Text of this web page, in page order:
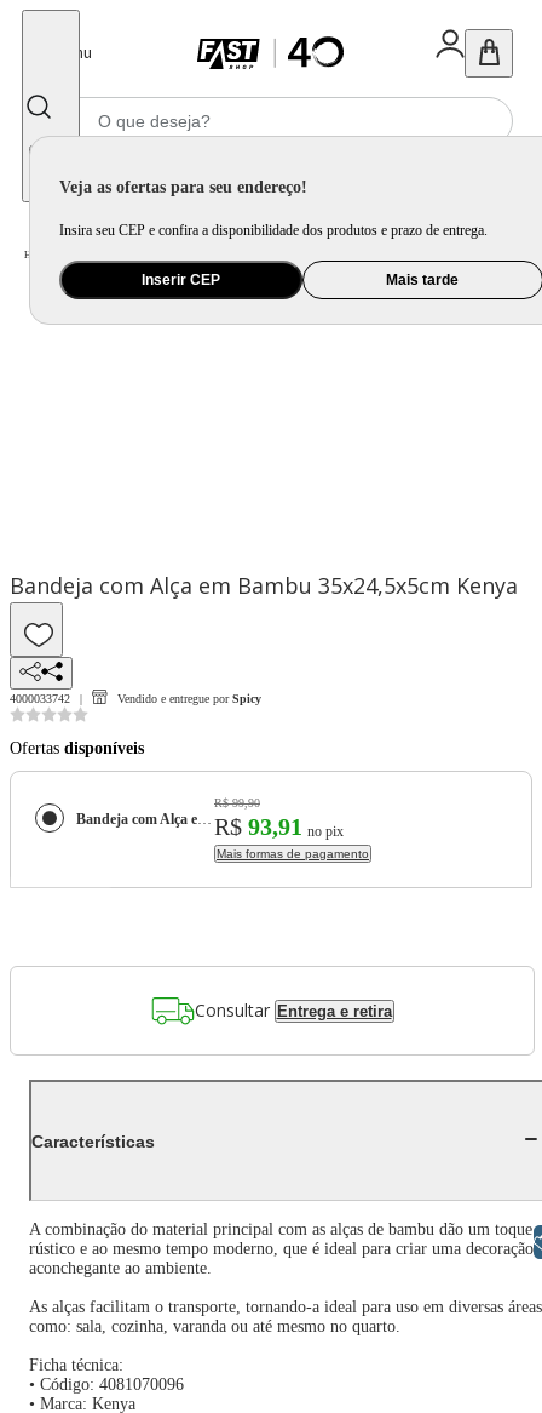
Menu
Veja as ofertas para seu endereço!
Insira seu CEP e confira a disponibilidade dos produtos e prazo de entrega.
Inserir CEP Mais tarde
Home
Bandeja com Alça em Bambu 35x24,5x5cm Kenya
4000033742 Vendido e entregue por Spicy
Ofertas disponíveis
Bandeja com Alça em Bambu 35x24,5x5cm Kenya
R$ 99,90
R$ 93,91 no pix
Mais formas de pagamento
Consultar Entrega e retira
Características
A combinação do material principal com as alças de bambu dão um toque
rústico e ao mesmo tempo moderno, que é ideal para criar uma decoração
aconchegante ao ambiente.
As alças facilitam o transporte, tornando-a ideal para uso em diversas
como: sala, cozinha, varanda ou até mesmo no quarto.
Ficha técnica:
• Código: 4081070096
• Marca: Kenya
Libras